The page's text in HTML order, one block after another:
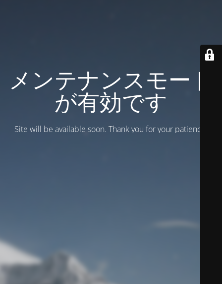
メンテナンスモード
が有効です
Site will be available soon. Thank you for your patience!